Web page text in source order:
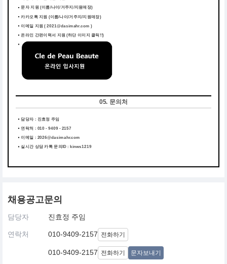
문자 지원 (이름/나이/거주지/지원매장)
카카오톡 지원 (이름/나이/거주지/지원매장)
이메일 지원 ( 2021@dasimahr.com )
온라인 간편이력서 지원 (하단 이미지 클릭!!)
05. 문의처
담당자 : 진효정 주임
연락처 : 010 - 9409 - 2157
이메일 : 2026@dasimahr.com
실시간 상담 카톡 문의ID : kinws1219
채용공고문의
담당자 진효정 주임
연락처 010-9409-2157 전화하기
010-9409-2157 전화하기 문자보내기